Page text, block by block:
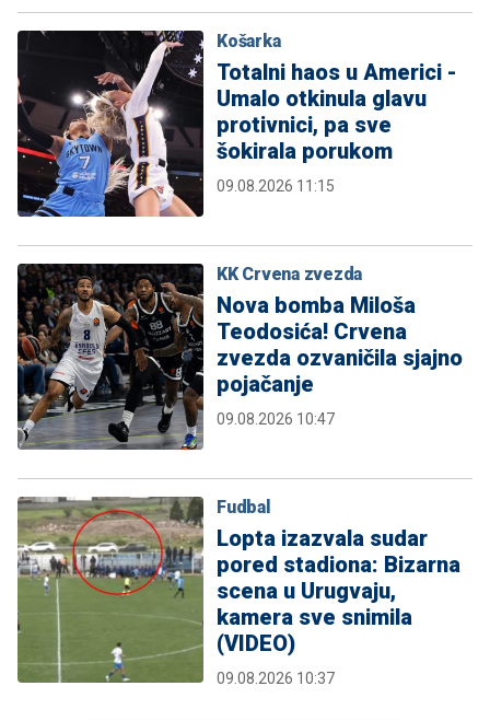
Košarka
Totalni haos u Americi -
Umalo otkinula glavu
protivnici, pa sve
šokirala porukom
09.08.2026 11:15
KK Crvena zvezda
Nova bomba Miloša
Teodosića! Crvena
zvezda ozvaničila sjajno
pojačanje
09.08.2026 10:47
Fudbal
Lopta izazvala sudar
pored stadiona: Bizarna
scena u Urugvaju,
kamera sve snimila
(VIDEO)
09.08.2026 10:37